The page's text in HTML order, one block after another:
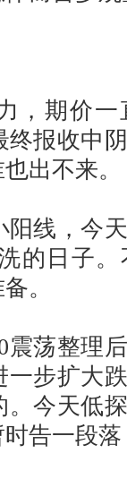
期价一
报收中
出不来。
线，今天
的日子
。
荡整理
一步扩大
。今天低
告一段